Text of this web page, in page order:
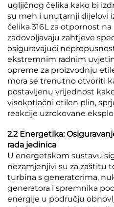
ugljičnog čelika kako bi
su meh i unutarnji dijelovi
čelika 316L za otpornost
zadovoljavaju zahtjeve
osiguravajući
ekstremnim radnim
opreme za proizvodnju
mora se trenutno otvoriti
postavljenu vrijednost
visokotlačni etilen plin,
reakcije uzrokovane
2.2 Energetika:
rada jedinica
U energetskom sustavu
nezamjenjivi su za zaštitu
turbina s generatorima,
generatora i spremnika
energije u području